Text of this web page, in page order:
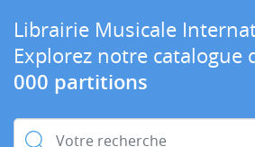
Librairie Musicale
Explorez notre catalogue
000 partitions
Rechercher :